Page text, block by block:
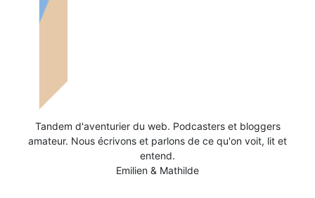
Tandem d'aventurier du web. Podcasters et bloggers
amateur. Nous écrivons et parlons de ce qu'on voit, lit et
entend.
Emilien & Mathilde